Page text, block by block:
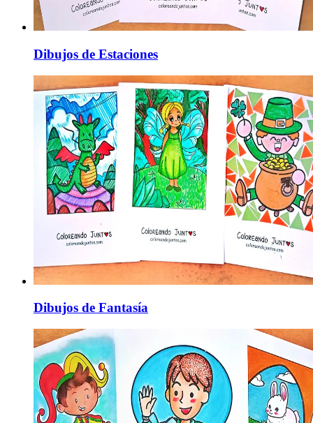
Dibujos de Estaciones
Dibujos de Fantasía